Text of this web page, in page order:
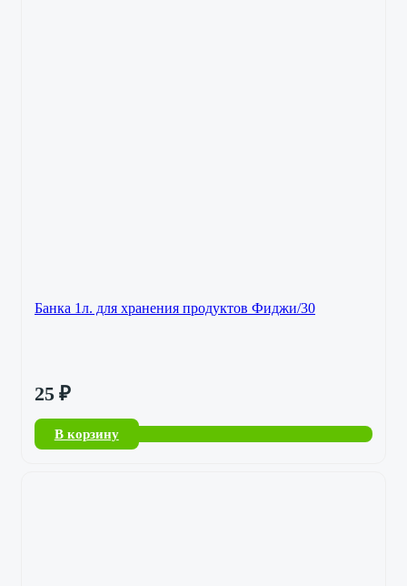
Банка 1л. для хранения продуктов Фиджи/30
25 ₽
В корзину